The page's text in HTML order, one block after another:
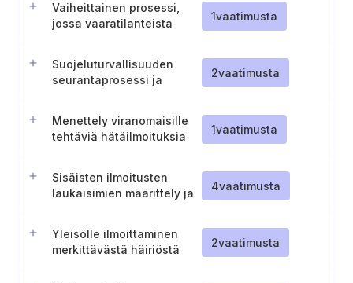
Vaiheittainen prosessi,
jossa vaaratilanteista
1vaatimusta
Suojeluturvallisuuden
seurantaprosessi ja
2vaatimusta
Menettely viranomaisille
tehtäviä hätäilmoituksia
1vaatimusta
Sisäisten ilmoitusten
laukaisimien määrittely ja
4vaatimusta
Yleisölle ilmoittaminen
merkittävästä häiriöstä
2vaatimusta